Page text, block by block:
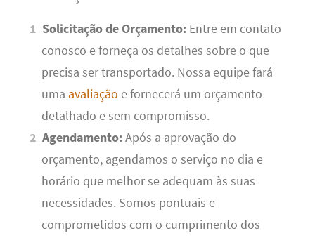
Solicitação de Orçamento: Entre em contato
conosco e forneça os detalhes sobre o que
precisa ser transportado. Nossa equipe fará
uma avaliação e fornecerá um orçamento
detalhado e sem compromisso.
Agendamento:Após a aprovação do
orçamento, agendamos o serviço no dia e
horário que melhor se adequam às suas
necessidades. Somos pontuais e
comprometidos com o cumprimento dos